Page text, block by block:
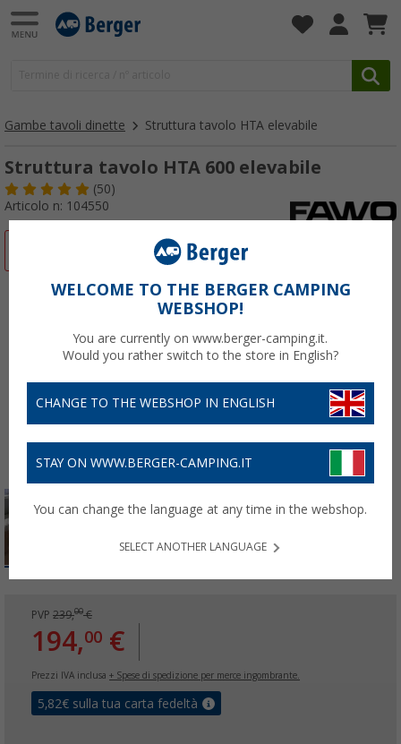
Gambe tavoli dinette Struttura tavolo HTA elevabile
Struttura tavolo HTA 600 elevabile
(50)
Articolo n: 104550
PVP 239,00€
194,00 €
Prezzi IVA inclusa + Spese di spedizione per merce ingombrante.
5,82€ sulla tua carta fedeltà
WELCOME TO THE BERGER CAMPING
WEBSHOP!
You are currently on www.berger-camping.it.
Would you rather switch to the store in English?
CHANGE TO THE WEBSHOP IN ENGLISH
STAY ON WWW.BERGER-CAMPING.IT
You can change the language at any time in the webshop.
SELECT ANOTHER LANGUAGE